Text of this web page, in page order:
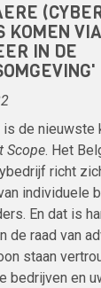
KOMEN
IN DE
de nieuwste
Scope. Het
richt
individuele
En dat is
de raad van
staan
bedrijven en